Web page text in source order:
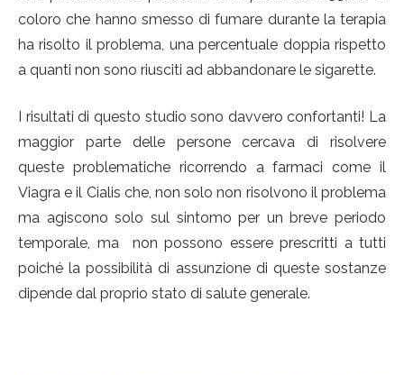
coloro che hanno smesso di fumare durante la terapia
ha risolto il problema, una percentuale doppia rispetto
a quanti non sono riusciti ad abbandonare le sigarette.
I risultati di questo studio sono davvero confortanti! La
maggior parte delle persone cercava di risolvere
queste problematiche ricorrendo a farmaci come il
Viagra e il Cialis che, non solo non risolvono il problema
ma agiscono solo sul sintomo per un breve periodo
temporale, ma non possono essere prescritti a tutti
poiché la possibilità di assunzione di queste sostanze
dipende dal proprio stato di salute generale.